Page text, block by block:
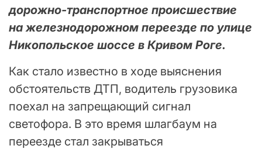
дорожно-транспортное происшествие
на железнодорожном переезде по улице
Никопольское шоссе в Кривом Роге.
Как стало известно в ходе выяснения
обстоятельств ДТП, водитель грузовика
поехал на запрещающий сигнал
светофора. В это время шлагбаум на
переезде стал закрываться